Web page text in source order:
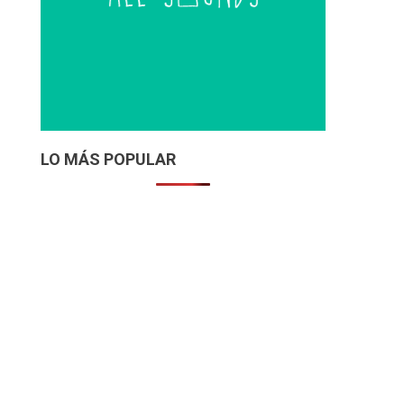
LO MÁS POPULAR